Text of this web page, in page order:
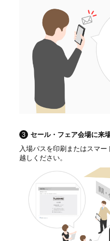
3
セール・フェア会場に来
入場パスを印刷またはスマ
越しください。